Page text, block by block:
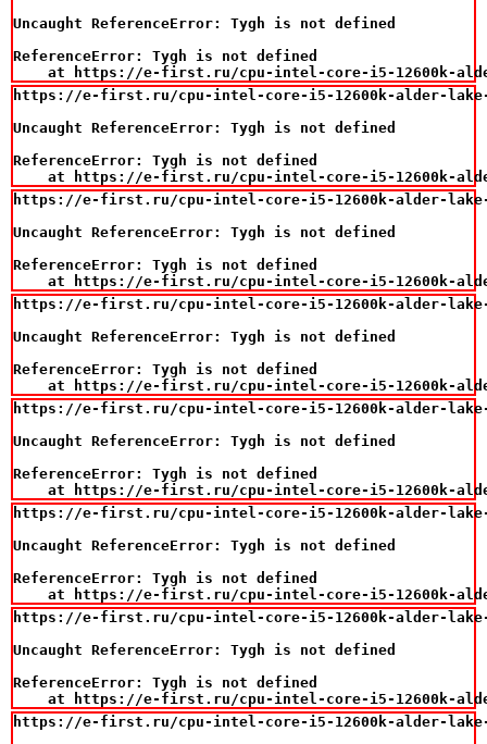
Uncaught ReferenceError: Tygh is not defined
ReferenceError: Tygh is not defined
at https://e-first.ru/cpu-intel-core-i5-12600k-
https://e-first.ru/cpu-intel-core-i5-12600k-alder-lake-
Uncaught ReferenceError: Tygh is not defined
ReferenceError: Tygh is not defined
at https://e-first.ru/cpu-intel-core-i5-12600k-
https://e-first.ru/cpu-intel-core-i5-12600k-alder-lake-
Uncaught ReferenceError: Tygh is not defined
ReferenceError: Tygh is not defined
at https://e-first.ru/cpu-intel-core-i5-12600k-
https://e-first.ru/cpu-intel-core-i5-12600k-alder-lake-
Uncaught ReferenceError: Tygh is not defined
ReferenceError: Tygh is not defined
at https://e-first.ru/cpu-intel-core-i5-12600k-
https://e-first.ru/cpu-intel-core-i5-12600k-alder-lake-
Uncaught ReferenceError: Tygh is not defined
ReferenceError: Tygh is not defined
at https://e-first.ru/cpu-intel-core-i5-12600k-
https://e-first.ru/cpu-intel-core-i5-12600k-alder-lake-
Uncaught ReferenceError: Tygh is not defined
ReferenceError: Tygh is not defined
at https://e-first.ru/cpu-intel-core-i5-12600k-
https://e-first.ru/cpu-intel-core-i5-12600k-alder-lake-
Uncaught ReferenceError: Tygh is not defined
ReferenceError: Tygh is not defined
at https://e-first.ru/cpu-intel-core-i5-12600k-
https://e-first.ru/cpu-intel-core-i5-12600k-alder-lake-